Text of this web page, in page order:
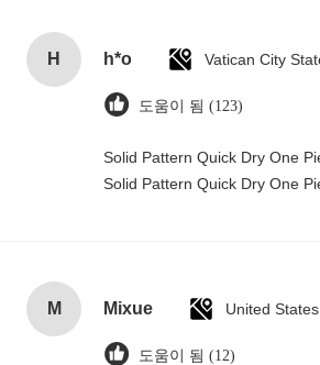
H h*o
도움이 됨 (123)
Solid Pattern Quick Dry One
Solid Pattern Quick Dry One
M Mixue United States
도움이 됨 (12)